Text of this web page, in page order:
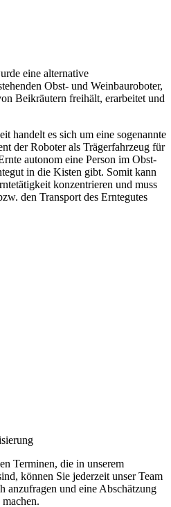
eine alternative
Obst- und Weinbauroboter,
Beikräutern freihält, erarbeitet und
handelt es sich um eine sogenannte
der Roboter als Trägerfahrzeug für
autonom eine Person im Obst-
in die Kisten gibt. Somit kann
konzentrieren und muss
den Transport des Erntegutes
Terminen, die in unserem
können Sie jederzeit unser Team
anzufragen und eine Abschätzung